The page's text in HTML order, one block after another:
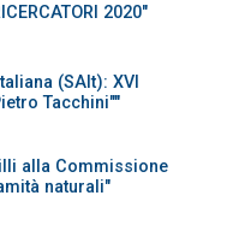
2020"
(SAIt): XVI
Tacchini""
alla Commissione
naturali"